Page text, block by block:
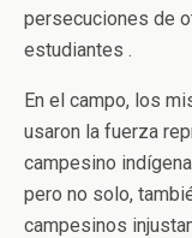
persecuciones de
estudiantes .
En el campo, los
usaron la fuerza
campesino
pero no solo,
campesinos